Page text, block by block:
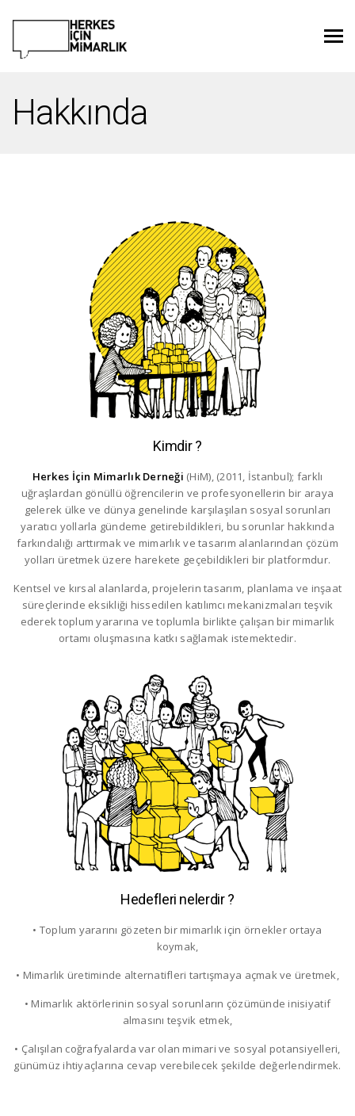
Hakkında
Kimdir ?
Herkes İçin Mimarlık Derneği (HiM), (2011, İstanbul); farklı
uğraşlardan gönüllü öğrencilerin ve profesyonellerin bir araya
gelerek ülke ve dünya genelinde karşılaşılan sosyal sorunları
yaratıcı yollarla gündeme getirebildikleri, bu sorunlar hakkında
farkındalığı arttırmak ve mimarlık ve tasarım alanlarından çözüm
yolları üretmek üzere harekete geçebildikleri bir platformdur.
Kentsel ve kırsal alanlarda, projelerin tasarım, planlama ve inşaat
süreçlerinde eksikliği hissedilen katılımcı mekanizmaları teşvik
ederek toplum yararına ve toplumla birlikte çalışan bir mimarlık
ortamı oluşmasına katkı sağlamak istemektedir.
Hedefleri nelerdir ?
• Toplum yararını gözeten bir mimarlık için örnekler ortaya
koymak,
• Mimarlık üretiminde alternatifleri tartışmaya açmak ve üretmek,
• Mimarlık aktörlerinin sosyal sorunların çözümünde inisiyatif
almasını teşvik etmek,
• Çalışılan coğrafyalarda var olan mimari ve sosyal potansiyelleri,
günümüz ihtiyaçlarına cevap verebilecek şekilde değerlendirmek.